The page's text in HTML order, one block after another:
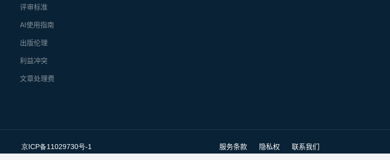
评审标准
AI使用指南
出版伦理
利益冲突
文章处理费
京ICP备11029730号-1 服务条款 隐私权 联系我们